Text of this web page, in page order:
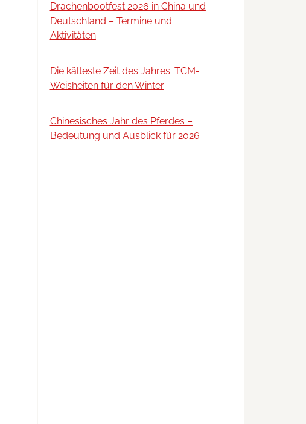
Drachenbootfest 2026 in China und
Deutschland – Termine und
Aktivitäten
Die kälteste Zeit des Jahres: TCM-
Weisheiten für den Winter
Chinesisches Jahr des Pferdes –
Bedeutung und Ausblick für 2026